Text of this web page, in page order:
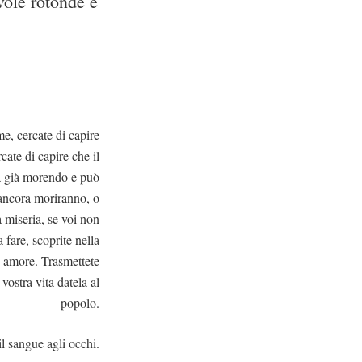
cercate di capire
di capire che il
morendo e può
moriranno, o
se voi non
fare, scoprite nella
Trasmettete
vita datela al
popolo.
sangue agli occhi.